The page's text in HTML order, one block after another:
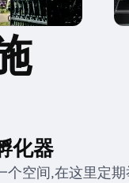
化器
个空间,在这里定